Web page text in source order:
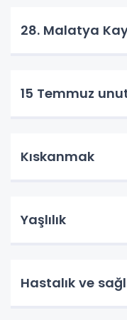
28. Malatya
15 Temmuz
Kıskanmak
Yaşlılık
Hastalık ve